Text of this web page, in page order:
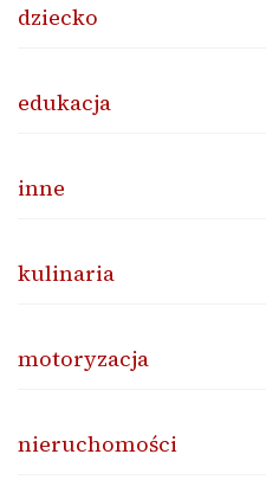
dziecko
edukacja
inne
kulinaria
motoryzacja
nieruchomości